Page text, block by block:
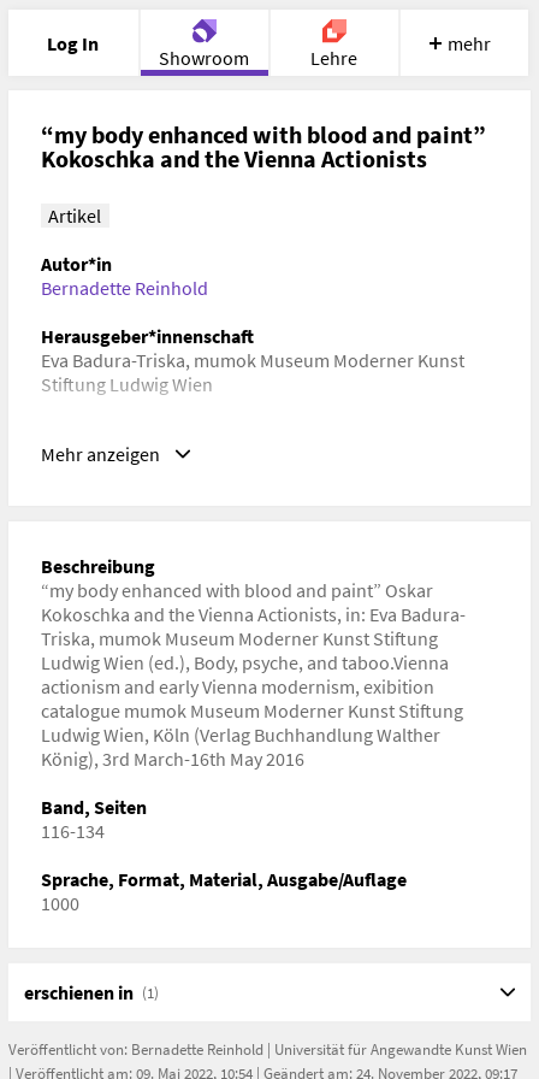
Log In
Showroom Lehre
Portfolio Cloud Chat
mehr
“my body enhanced with blood and paint”
Kokoschka and the Vienna Actionists
Artikel
Autor*in
Bernadette Reinhold
Herausgeber*innenschaft
Eva Badura-Triska, mumok Museum Moderner Kunst
Stiftung Ludwig Wien
Verlag Buchhandlung Walther König, Köln
Kunstwissenschaften
URL
https://www.mumok.at/de/koerper-psyche-tabu
Mehr anzeigen
Beschreibung
“my body enhanced with blood and paint” Oskar
Kokoschka and the Vienna Actionists, in: Eva Badura-
Triska, mumok Museum Moderner Kunst Stiftung
Ludwig Wien (ed.), Body, psyche, and taboo.Vienna
actionism and early Vienna modernism, exibition
catalogue mumok Museum Moderner Kunst Stiftung
Ludwig Wien, Köln (Verlag Buchhandlung Walther
König), 3rd March-16th May 2016
Band, Seiten
116-134
Sprache, Format, Material, Ausgabe/Auflage
1000
erschienen in (1)
Veröffentlicht von: Bernadette Reinhold | Universität für Angewandte Kunst Wien
| Veröffentlicht am: 09. Mai 2022, 10:54 | Geändert am: 24. November 2022, 09:17